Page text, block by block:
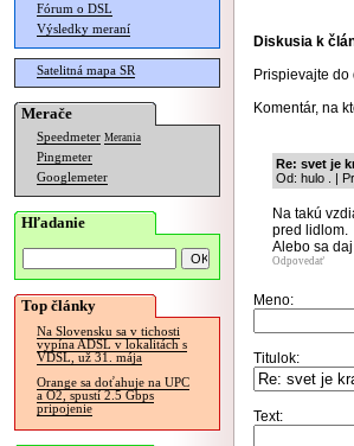
Fórum o DSL
Výsledky meraní
Satelitná mapa SR
Merače
Speedmeter Merania
Pingmeter
Googlemeter
Hľadanie
Top články
Na Slovensku sa v tichosti
vypína ADSL v lokalitách s
VDSL, už 31. mája
Orange sa doťahuje na UPC
a O2, spustí 2.5 Gbps
pripojenie
Diskusia k
Prispievajte
Komentár, na
Re: svet je
Od: hulo . |
Na takú
pred lidlom.
Alebo sa
Odpovedať
Meno:
Titulok:
Text: